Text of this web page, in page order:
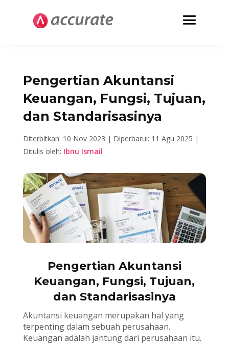
Pengertian Akuntansi
Keuangan, Fungsi, Tujuan,
dan Standarisasinya
Diterbitkan: 10 Nov 2023 | Diperbarui: 11 Agu 2025 |
Ditulis oleh: Ibnu Ismail
Pengertian Akuntansi
Keuangan, Fungsi, Tujuan,
dan Standarisasinya
Akuntansi keuangan merupakan hal yang
terpenting dalam sebuah perusahaan.
Keuangan adalah jantung dari perusahaan itu.